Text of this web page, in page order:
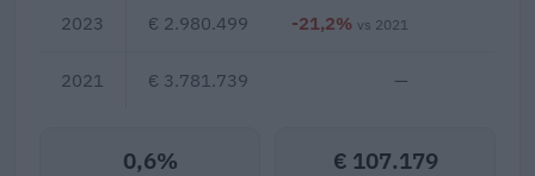
2023 € 2.980.499 -21,2% vs 2021
2021 € 3.781.739 —
0,6% € 107.179